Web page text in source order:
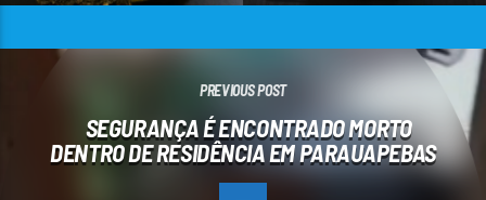
PREVIOUS POST
SEGURANÇA É ENCONTRADO MORTO
DENTRO DE RESIDÊNCIA EM PARAUAPEBAS